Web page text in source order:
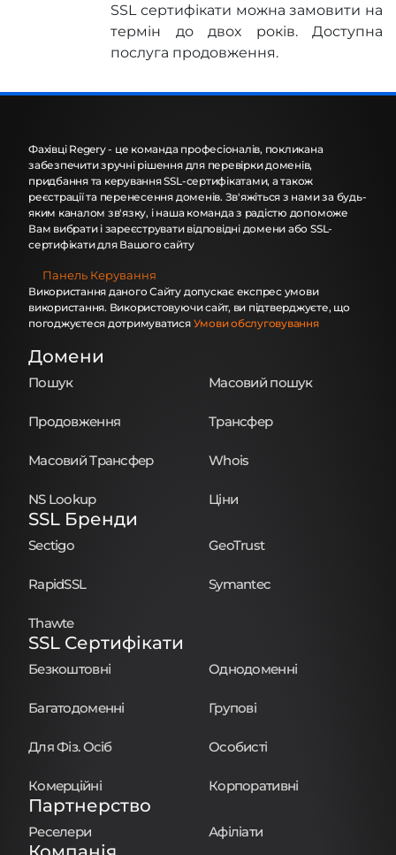
SSL сертифікати можна замовити на
термін до двох років. Доступна
послуга продовження.
Фахівці Regery - це команда професіоналів, покликана
забезпечити зручні рішення для перевірки доменів,
придбання та керування SSL-сертифікатами, а також
реєстрації та перенесення доменів. Зв'яжіться з нами за будь-
яким каналом зв'язку, і наша команда з радістю допоможе
Вам вибрати і зареєструвати відповідні домени або SSL-
сертифікати для Вашого сайту
Панель Керування
Використання даного Сайту допускає експрес умови
використання. Використовуючи сайт, ви підтверджуєте, що
погоджуєтеся дотримуватися Умови обслуговування
Домени
Пошук Масовий пошук
Продовження Трансфер
Масовий Трансфер Whois
NS Lookup Ціни
SSL Бренди
Sectigo GeoTrust
RapidSSL Symantec
Thawte
SSL Сертифікати
Безкоштовні Однодоменні
Багатодоменні Групові
Для Фіз. Осіб Особисті
Комерційні Корпоративні
Партнерство
Реселери Афіліати